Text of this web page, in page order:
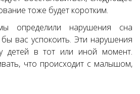
тоже будет коротким.
определили нарушения сна
вас успокоить. Эти нарушения
у детей в тот или иной момент.
что происходит с малышом,